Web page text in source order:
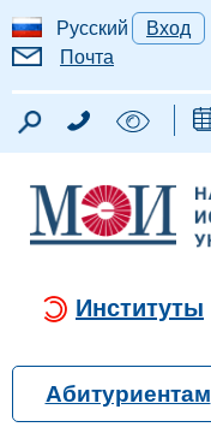
Русский
Вход
Почта
Институты
Абитуриентам